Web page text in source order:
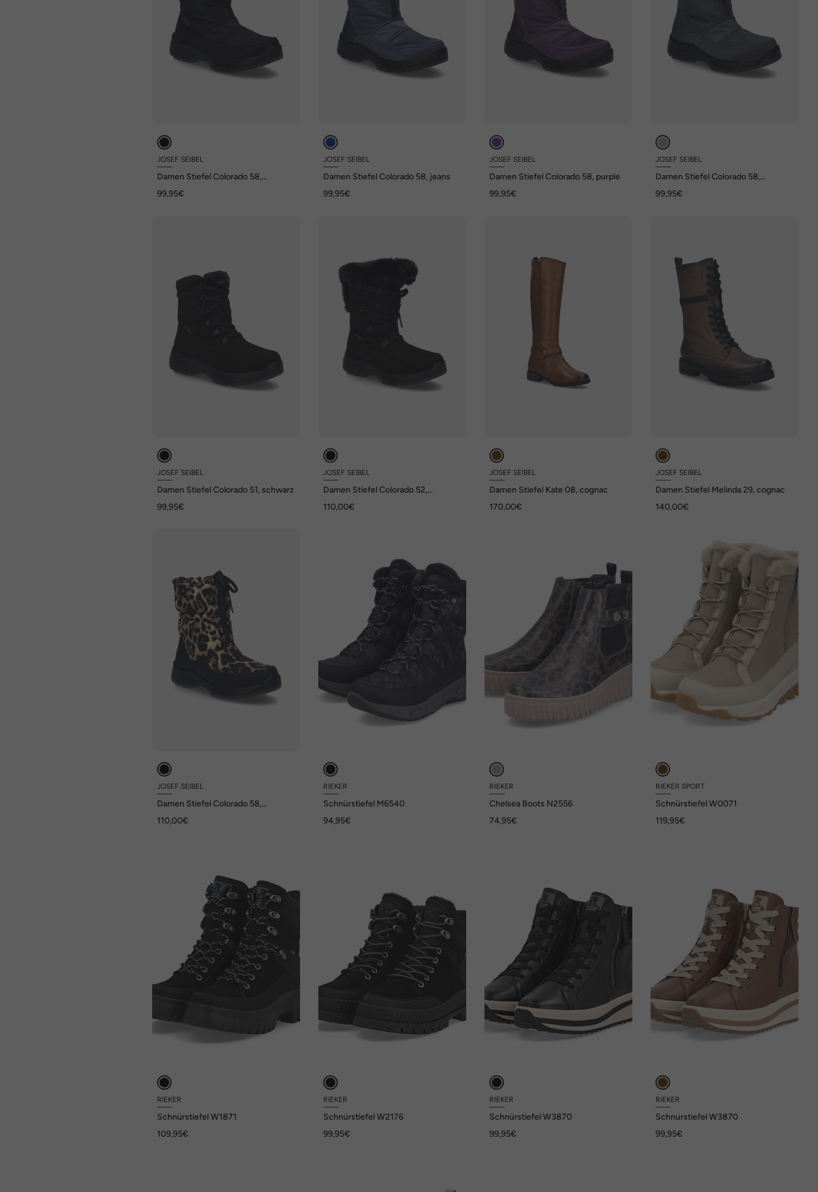
JOSEF SEIBEL
Damen Stiefel Colorado 58,
99,95€
JOSEF SEIBEL
Damen Stiefel Colorado 58, jeans
99,95€
JOSEF SEIBEL
Damen Stiefel Colorado 58, purple
99,95€
JOSEF SEIBEL
Damen Stiefel Colorado 58,
99,95€
JOSEF SEIBEL
Damen Stiefel Colorado 51, schwarz
99,95€
JOSEF SEIBEL
Damen Stiefel Colorado 52,
110,00€
JOSEF SEIBEL
Damen Stiefel Kate 08, cognac
170,00€
JOSEF SEIBEL
Damen Stiefel Melinda 29, cognac
140,00€
JOSEF SEIBEL
Damen Stiefel Colorado 58,
110,00€
RIEKER
Schnürstiefel M6540
94,95€
RIEKER
Chelsea Boots N2556
74,95€
RIEKER SPORT
Schnürstiefel W0071
119,95€
RIEKER
Schnürstiefel W1871
109,95€
RIEKER
Schnürstiefel W2176
99,95€
RIEKER
Schnürstiefel W3870
99,95€
RIEKER
Schnürstiefel W3870
99,95€